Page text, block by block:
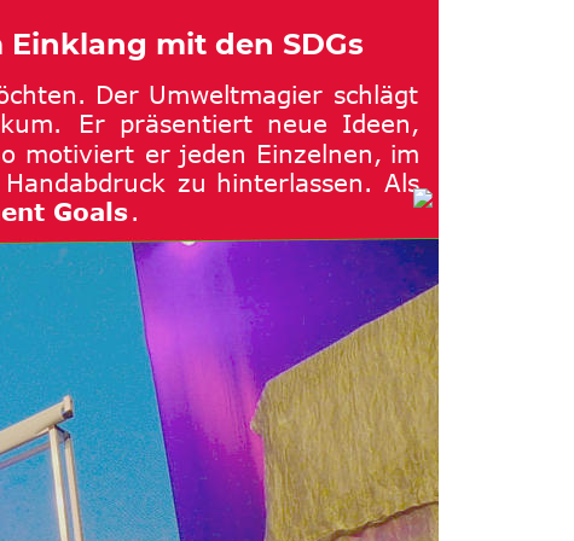
mit den SDGs
Der Umweltmagier schlägt
Er präsentiert neue Ideen,
motiviert er jeden Einzelnen, im
Handabdruck zu hinterlassen. Als
Goals.